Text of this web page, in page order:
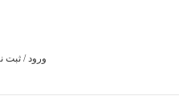
ورود / ثبت